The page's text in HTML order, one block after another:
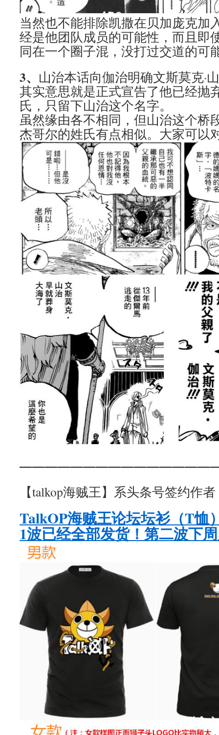
当然也不能排除凯撒在贝加庞克加
经是他团队成员的可能性，而且即
同在一个圈子混，没打过交道的可
3、 山治本话向伽治明确文斯莫克·
其实意思就是正式宣告了他已经抛
氏，只留下山治这个名字。
虽然缘由各不相同，但山治这个桥
杰哥尔的姓氏有点相似。大家可以
【talkop海贼王】系头条号签约作者
TalkOP海贼王论坛坛衫（T恤
1波已经全部发货！第二波下